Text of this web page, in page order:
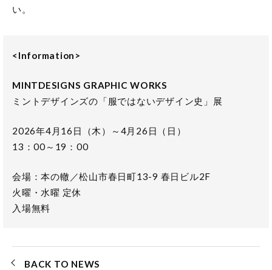
い。
<Information>
MINTDESIGNS GRAPHIC WORKS
ミントデザインズの「服ではないデザイン史」展
2026年4月16日（木）～4月26日（日）
13：00～19：00
会場：本の轍／松山市春日町13-9 春日ビル2F
火曜・水曜 定休
入場無料
BACK TO NEWS